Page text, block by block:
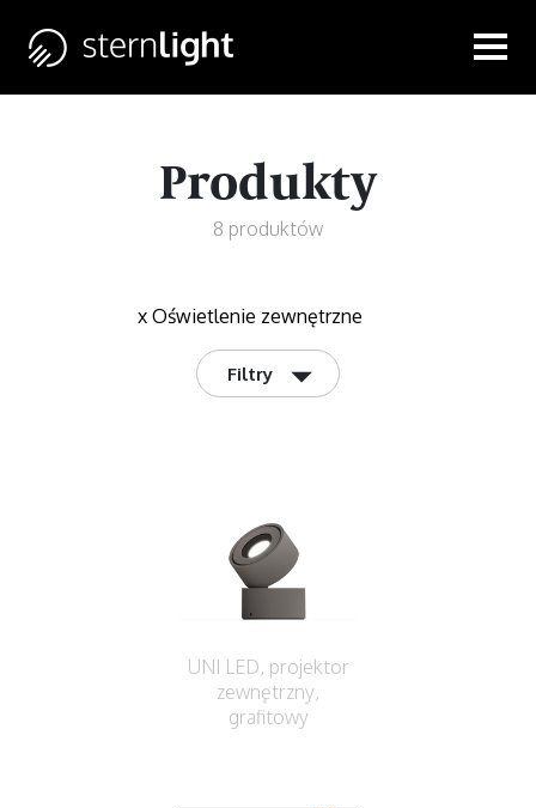
Produkty
8 produktów
x Oświetlenie zewnętrzne
Filtry ◢
UNI LED, projektor
zewnętrzny,
grafitowy